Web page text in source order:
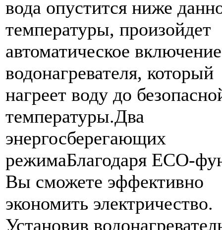
вода опустится ниже
температуры, произойдет
автоматическое включение
водонагревателя, который
нагреет воду до
температуры.Два
энергосберегающих
режимаБлагодаря ECO-
Вы сможете эффективно
экономить электричество.
Установив